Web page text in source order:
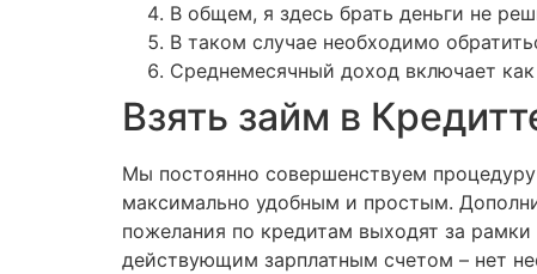
В общем, я здесь брать деньги не
В таком случае необходимо
Среднемесячный доход включает
Взять займ в
Мы постоянно совершенствуем
максимально удобным и простым.
пожелания по кредитам выходят за
действующим зарплатным счетом – нет